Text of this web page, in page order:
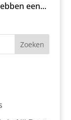
een...
Zoeken